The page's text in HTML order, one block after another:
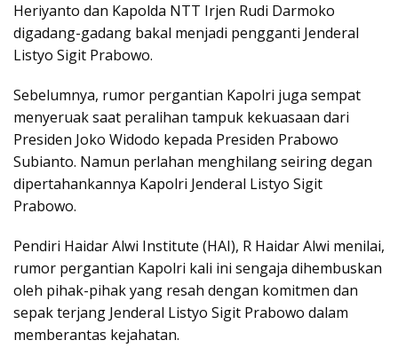
Heriyanto dan Kapolda NTT Irjen Rudi Darmoko
digadang-gadang bakal menjadi pengganti Jenderal
Listyo Sigit Prabowo.
Sebelumnya, rumor pergantian Kapolri juga sempat
menyeruak saat peralihan tampuk kekuasaan dari
Presiden Joko Widodo kepada Presiden Prabowo
Subianto. Namun perlahan menghilang seiring degan
dipertahankannya Kapolri Jenderal Listyo Sigit
Prabowo.
Pendiri Haidar Alwi Institute (HAI), R Haidar Alwi menilai,
rumor pergantian Kapolri kali ini sengaja dihembuskan
oleh pihak-pihak yang resah dengan komitmen dan
sepak terjang Jenderal Listyo Sigit Prabowo dalam
memberantas kejahatan.